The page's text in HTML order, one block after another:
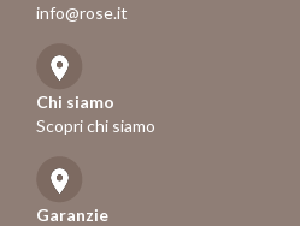
info@rose.it
Chi siamo
Scopri chi siamo
Garanzie